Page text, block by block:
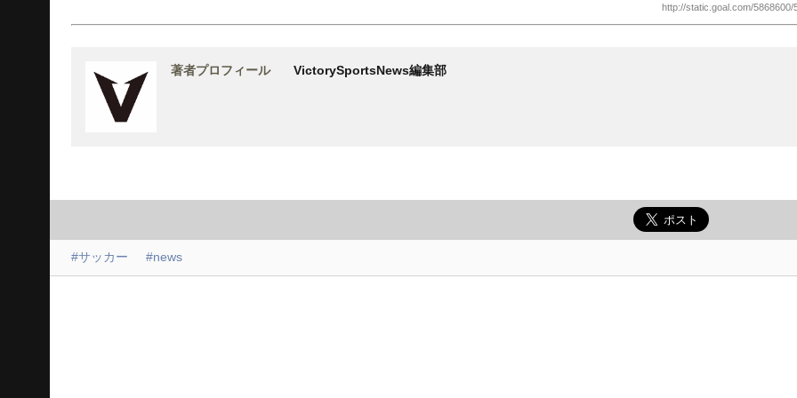
http://static.goal.com/5868600/
著者プロフィール VictorySportsNews編集部
#サッカー #news